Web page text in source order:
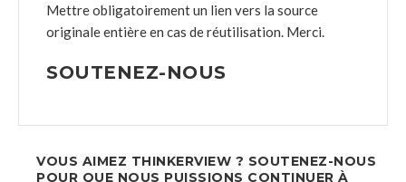
Mettre obligatoirement un lien vers la source
originale entière en cas de réutilisation. Merci.
SOUTENEZ-NOUS
VOUS AIMEZ THINKERVIEW ? SOUTENEZ-NOUS
POUR QUE NOUS PUISSIONS CONTINUER À